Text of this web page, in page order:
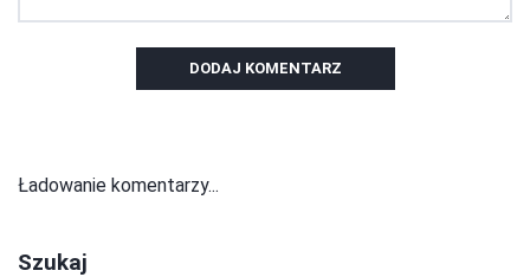
DODAJ KOMENTARZ
Ładowanie komentarzy...
Szukaj